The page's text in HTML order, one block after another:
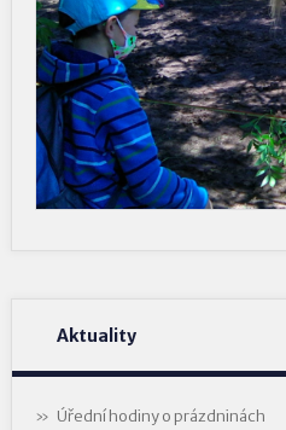
Aktuality
Úřední hodiny o prázdninách